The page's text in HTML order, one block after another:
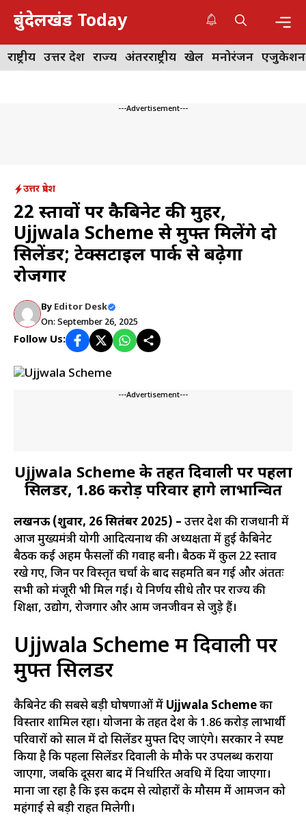
Skip
content
बुंदेलखंड Today
राष्ट्रीय उत्तर प्रदेश राज्य अंतरराष्ट्रीय खेल मनोरंजन एजुकेशन
---Advertisement---
उत्तर प्रदेश
22 प्रस्तावों पर कैबिनेट की मुहर,
Ujjwala Scheme से मुफ्त मिलेंगे दो
सिलेंडर; टेक्सटाइल पार्क से बढ़ेगा
रोजगार
By Editor Desk
On: September 26, 2025
Follow Us:
---Advertisement---
Ujjwala Scheme के तहत दिवाली पर पहला
सिलेंडर, 1.86 करोड़ परिवार होंगे लाभान्वित
लखनऊ (शुक्रवार, 26 सितंबर 2025) – उत्तर प्रदेश की राजधानी में
आज मुख्यमंत्री योगी आदित्यनाथ की अध्यक्षता में हुई कैबिनेट
बैठक कई अहम फैसलों की गवाह बनी। बैठक में कुल 22 प्रस्ताव
रखे गए, जिन पर विस्तृत चर्चा के बाद सहमति बन गई और अंततः
सभी को मंजूरी भी मिल गई। ये निर्णय सीधे तौर पर राज्य की
शिक्षा, उद्योग, रोजगार और आम जनजीवन से जुड़े हैं।
Ujjwala Scheme में दिवाली पर
मुफ्त सिलेंडर
कैबिनेट की सबसे बड़ी घोषणाओं में Ujjwala Schemeका
विस्तार शामिल रहा। योजना के तहत प्रदेश के 1.86 करोड़ लाभार्थी
परिवारों को साल में दो सिलेंडर मुफ्त दिए जाएंगे। सरकार ने स्पष्ट
किया है कि पहला सिलेंडर दिवाली के मौके पर उपलब्ध कराया
जाएगा, जबकि दूसरा बाद में निर्धारित अवधि में दिया जाएगा।
माना जा रहा है कि इस कदम से त्योहारों के मौसम में आमजन को
महंगाई से बड़ी राहत मिलेगी।